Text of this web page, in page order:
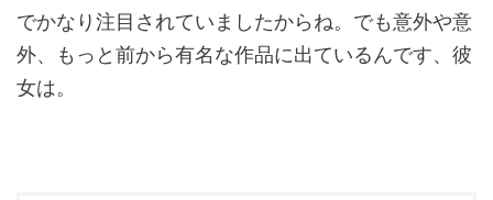
でかなり注目されていましたからね。でも意外や意
外、もっと前から有名な作品に出ているんです、彼
女は。